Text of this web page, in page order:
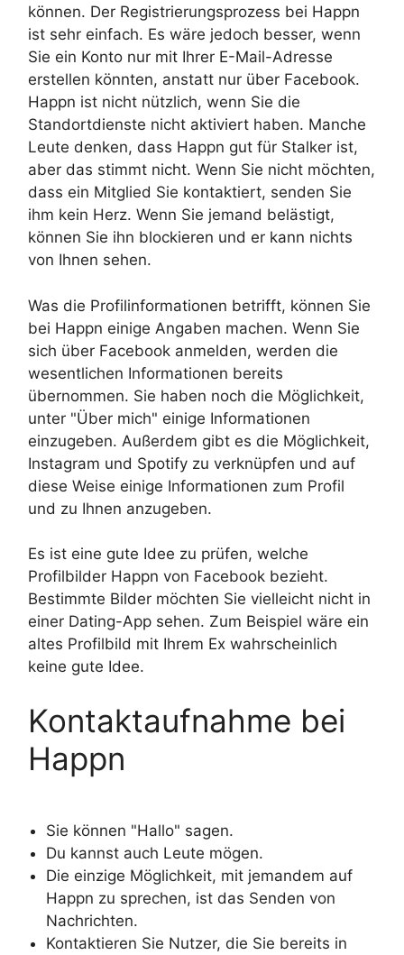
können. Der Registrierungsprozess bei Happn
ist sehr einfach. Es wäre jedoch besser, wenn
Sie ein Konto nur mit Ihrer E-Mail-Adresse
erstellen könnten, anstatt nur über Facebook.
Happn ist nicht nützlich, wenn Sie die
Standortdienste nicht aktiviert haben. Manche
Leute denken, dass Happn gut für Stalker ist,
aber das stimmt nicht. Wenn Sie nicht möchten,
dass ein Mitglied Sie kontaktiert, senden Sie
ihm kein Herz. Wenn Sie jemand belästigt,
können Sie ihn blockieren und er kann nichts
von Ihnen sehen.
Was die Profilinformationen betrifft, können Sie
bei Happn einige Angaben machen. Wenn Sie
sich über Facebook anmelden, werden die
wesentlichen Informationen bereits
übernommen. Sie haben noch die Möglichkeit,
unter "Über mich" einige Informationen
einzugeben. Außerdem gibt es die Möglichkeit,
Instagram und Spotify zu verknüpfen und auf
diese Weise einige Informationen zum Profil
und zu Ihnen anzugeben.
Es ist eine gute Idee zu prüfen, welche
Profilbilder Happn von Facebook bezieht.
Bestimmte Bilder möchten Sie vielleicht nicht in
einer Dating-App sehen. Zum Beispiel wäre ein
altes Profilbild mit Ihrem Ex wahrscheinlich
keine gute Idee.
Kontaktaufnahme bei
Happn
Sie können "Hallo" sagen.
Du kannst auch Leute mögen.
Die einzige Möglichkeit, mit jemandem auf
Happn zu sprechen, ist das Senden von
Nachrichten.
Kontaktieren Sie Nutzer, die Sie bereits in